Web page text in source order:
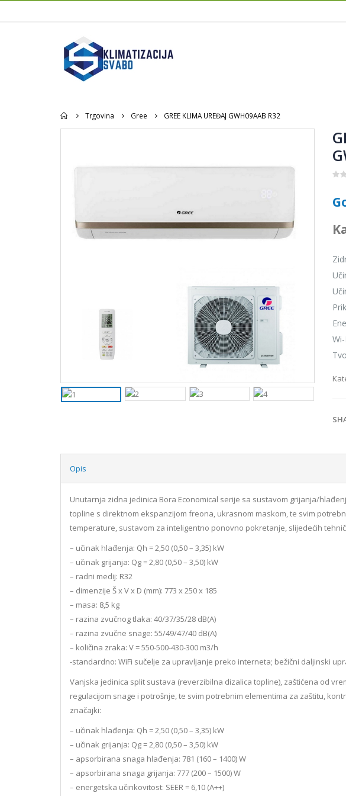
Home
Trgovina Gree GREE KLIMA UREĐAJ GWH09AAB R32
of
5
Opis
Unutarnja zidna jedinica Bora Economical serije sa sustavom grijanja/
topline s direktnom ekspanzijom freona, ukrasnom maskom, te svim
temperature, sustavom za inteligentno ponovno pokretanje, slijedećih
– učinak hlađenja: Qh = 2,50 (0,50 – 3,35) kW
– učinak grijanja: Qg = 2,80 (0,50 – 3,50) kW
– radni medij: R32
– dimenzije Š x V x D (mm): 773 x 250 x 185
– masa: 8,5 kg
– razina zvučnog tlaka: 40/37/35/28 dB(A)
– razina zvučne snage: 55/49/47/40 dB(A)
– količina zraka: V = 550-500-430-300 m3/h
-standardno: WiFi sučelje za upravljanje preko interneta; bežični daljinski
Vanjska jedinica split sustava (reverzibilna dizalica topline), zaštićena od
regulacijom snage i potrošnje, te svim potrebnim elementima za zaštitu,
značajki:
– učinak hlađenja: Qh = 2,50 (0,50 – 3,35) kW
– učinak grijanja: Qg = 2,80 (0,50 – 3,50) kW
– apsorbirana snaga hlađenja: 781 (160 – 1400) W
– apsorbirana snaga grijanja: 777 (200 – 1500) W
– energetska učinkovitost: SEER = 6,10 (A++)